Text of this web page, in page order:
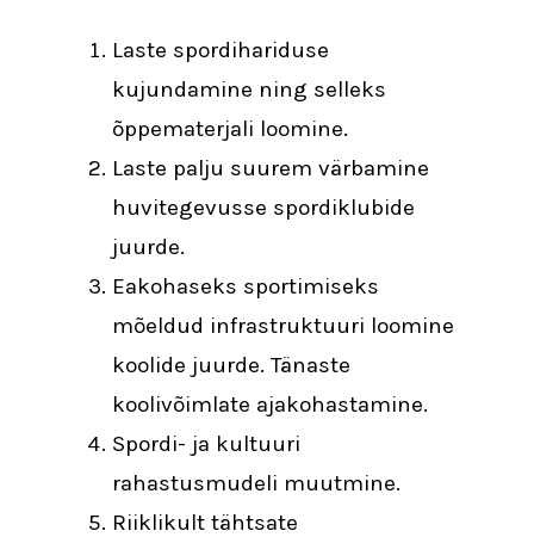
Laste spordihariduse
kujundamine ning selleks
õppematerjali loomine.
Laste palju suurem värbamine
huvitegevusse spordiklubide
juurde.
Eakohaseks sportimiseks
mõeldud infrastruktuuri loomine
koolide juurde. Tänaste
koolivõimlate ajakohastamine.
Spordi- ja kultuuri
rahastusmudeli muutmine.
Riiklikult tähtsate